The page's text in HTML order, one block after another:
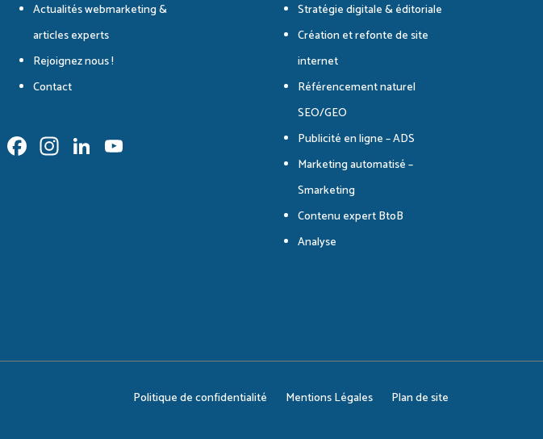
Actualités webmarketing &
articles experts
Rejoignez nous !
Contact
Facebook
Instagram
LinkedIn
Stratégie digitale & éditoriale
Création et refonte de site
internet
Référencement naturel
SEO/GEO
Publicité en ligne – ADS
Marketing automatisé –
Smarketing
Contenu expert BtoB
Analyse
Politique de confidentialité Mentions Légales Plan de site